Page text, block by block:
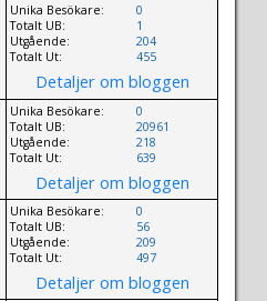
Unika Besökare:
Totalt UB:
Utgående:
Totalt Ut:
0
1
204
455
Detaljer om bloggen
Unika Besökare:
Totalt UB:
Utgående:
Totalt Ut:
0
20961
218
639
Detaljer om bloggen
Unika Besökare:
Totalt UB:
Utgående:
Totalt Ut:
0
56
209
497
Detaljer om bloggen